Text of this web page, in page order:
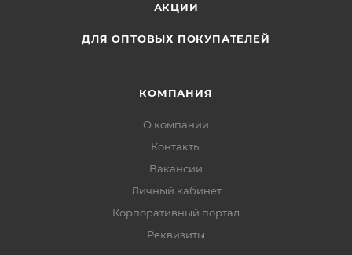
АКЦИИ
ДЛЯ ОПТОВЫХ ПОКУПАТЕЛЕЙ
КОМПАНИЯ
О компании
Контакты
Вакансии
Личный кабинет
Корпоративный портал
Реквизиты